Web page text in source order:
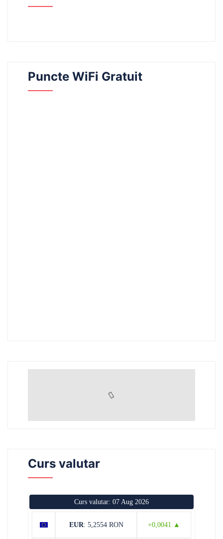
Puncte WiFi Gratuit
Curs valutar
Curs valutar: 07 Aug 2026
EUR: 5,2554 RON +0,0041 ▲